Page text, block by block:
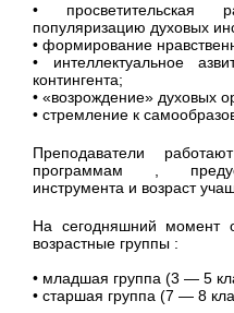
• просветительская
популяризацию духовых
• формирование
• интеллектуальное
контингента;
• «возрождение» духовых
• стремление к
Преподаватели
программам ,
инструмента и возраст
На сегодняшний момент
возрастные группы :
• младшая группа (3 — 5
• старшая группа (7 — 8